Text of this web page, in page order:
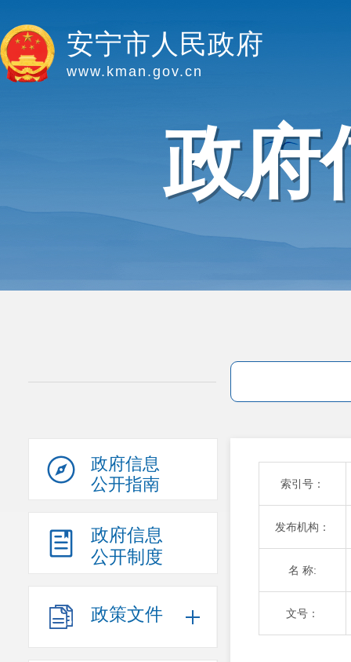
安宁市人民政府
www.kman.gov.cn
政府
政府信息
公开指南
政府信息
公开制度
政策文件
索引号：
发布机构：
名 称:
文号：